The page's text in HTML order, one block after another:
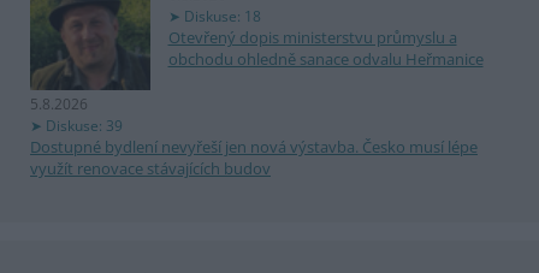
Diskuse: 18
Otevřený dopis ministerstvu průmyslu a
obchodu ohledně sanace odvalu Heřmanice
5.8.2026
Diskuse: 39
Dostupné bydlení nevyřeší jen nová výstavba. Česko musí lépe
využít renovace stávajících budov